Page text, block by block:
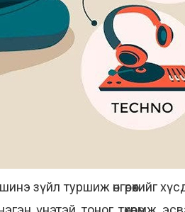
шинэ зүйл туршиж өнгөрөөхийг